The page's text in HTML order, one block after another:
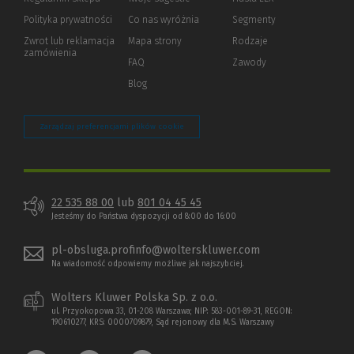
Polityka prywatności (Nowe
(Link
innej
Zwrot lub reklamacja
zamówienia
strony)
Co nas wyróżnia
Mapa strony
FAQ
Blog
Segmenty
Rodzaje
Zawody
Zarządzaj preferencjami plików cookie
22 535 88 00 lub 801 04 45 45
Jesteśmy do Państwa dyspozycji od 8:00 do 16:00
pl-obsluga.profinfo@wolterskluwer.com
Na wiadomość odpowiemy możliwe jak najszybciej.
Wolters Kluwer Polska Sp. z o.o.
ul. Przyokopowa 33, 01-208 Warszawa; NIP: 583-001-89-31, REGON:
190610277, KRS: 0000709879, Sąd rejonowy dla M.S. Warszawy